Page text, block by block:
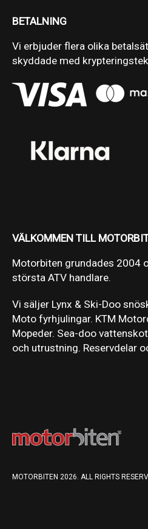
BETALNING
Vi erbjuder flera olika
skyddade med
VÄLKOMMEN TILL
Motorbiten grundades 2004
största ATV handlare.
Vi säljer Lynx & Ski-Doo
Moto fyrhjulingar. KTM
Mopeder. Sea-doo
och utrustning. Reservdelar
MOTORBITEN 2026. ALL RIGHTS